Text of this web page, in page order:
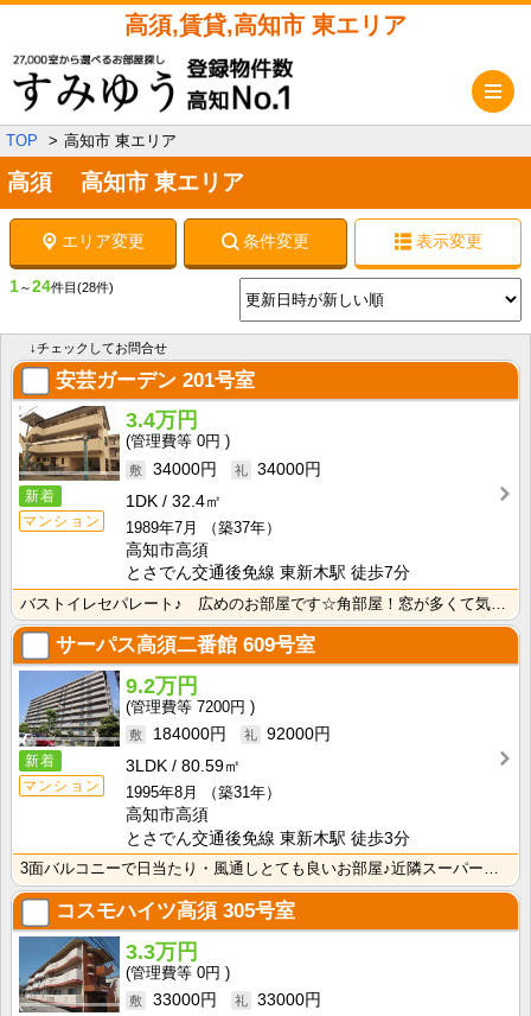
高須,賃貸,高知市 東エリア
TOP 高知市 東エリア
高須 高知市 東エリア
エリア変更 条件変更 表示変更
1～24件目 (28件)
↓チェックしてお問合せ
安芸ガーデン 201号室
新着
マンション
3.4万円
0円
34000円
34000円
1DK
32.4㎡
1989年7月
（築37年）
高知市高須
とさでん交通後免線 東新木駅 徒歩7分
バストイレセパレート♪ 広めのお部屋です☆角部屋！窓が多くて気持ちいいお部屋です！ 室内洗濯機置き場･･･
サーパス高須二番館 609号室
新着
マンション
9.2万円
7200円
184000円
92000円
3LDK
80.59㎡
1995年8月
（築31年）
高知市高須
とさでん交通後免線 東新木駅 徒歩3分
3面バルコニーで日当たり・風通しとても良いお部屋♪近隣スーパー歩いて1分の分譲賃貸マンションです★
コスモハイツ高須 305号室
3.3万円
0円
33000円
33000円